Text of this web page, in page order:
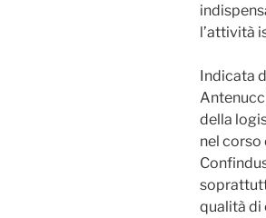
l’attività
Indicata
della
nel
qualità di